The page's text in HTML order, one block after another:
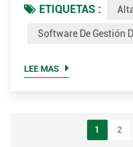
microscópico y es el
en muchas empresas
contribuciones...
ETIQUETAS :
Software De Gestión
LEE MAS
1 2